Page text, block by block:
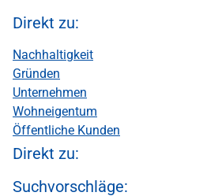
Direkt zu:
Nachhaltigkeit
Gründen
Unternehmen
Wohneigentum
Öffentliche Kunden
Direkt zu:
Suchvorschläge: